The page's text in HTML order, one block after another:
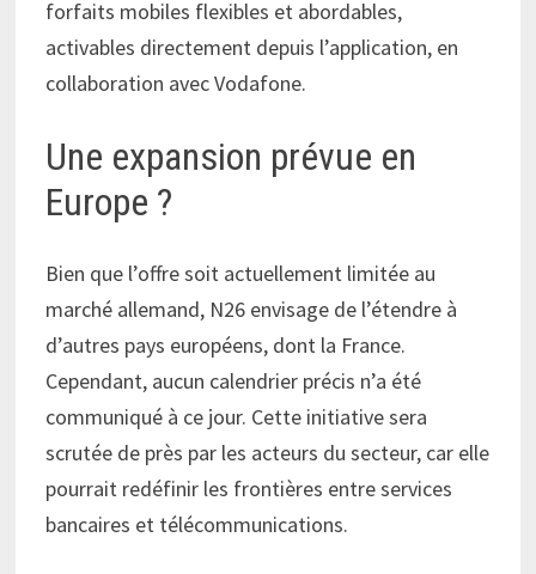
forfaits mobiles flexibles et abordables,
activables directement depuis l’application, en
collaboration avec Vodafone.
Une expansion prévue en
Europe ?
Bien que l’offre soit actuellement limitée au
marché allemand, N26 envisage de l’étendre à
d’autres pays européens, dont la France.
Cependant, aucun calendrier précis n’a été
communiqué à ce jour. Cette initiative sera
scrutée de près par les acteurs du secteur, car elle
pourrait redéfinir les frontières entre services
bancaires et télécommunications.